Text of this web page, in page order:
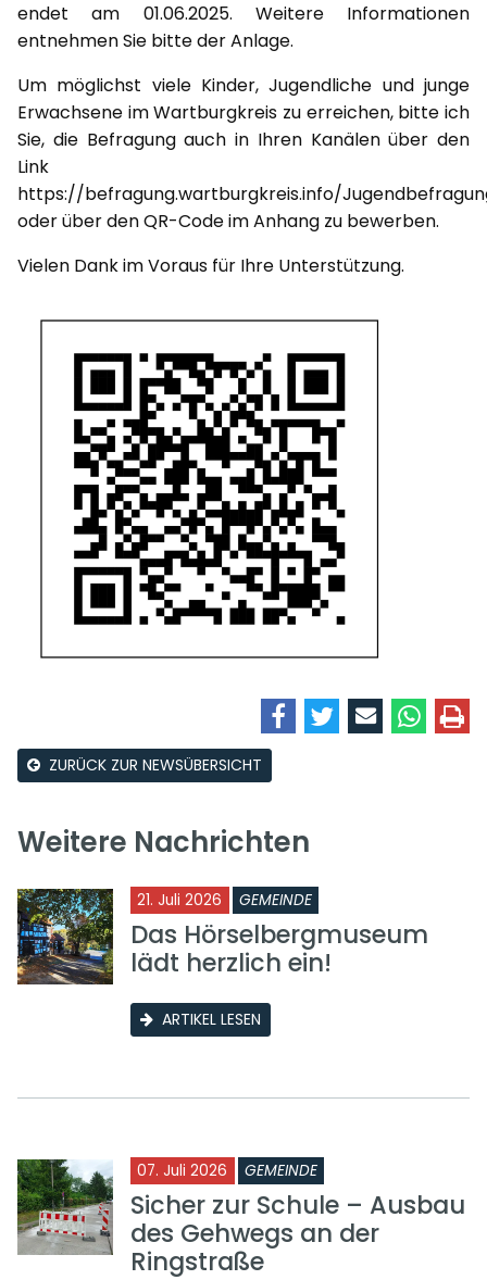
endet am 01.06.2025. Weitere Informationen
entnehmen Sie bitte der Anlage.
Um möglichst viele Kinder, Jugendliche und junge
Erwachsene im Wartburgkreis zu erreichen, bitte ich
Sie, die Befragung auch in Ihren Kanälen über den
Link
https://befragung.wartburgkreis.info/
oder über den QR-Code im Anhang zu bewerben.
Vielen Dank im Voraus für Ihre Unterstützung.
ZURÜCK ZUR NEWSÜBERSICHT
Weitere Nachrichten
21. Juli 2026 GEMEINDE
Das Hörselbergmuseum
lädt herzlich ein!
ARTIKEL LESEN
07. Juli 2026 GEMEINDE
Sicher zur Schule – Ausbau
des Gehwegs an der
Ringstraße